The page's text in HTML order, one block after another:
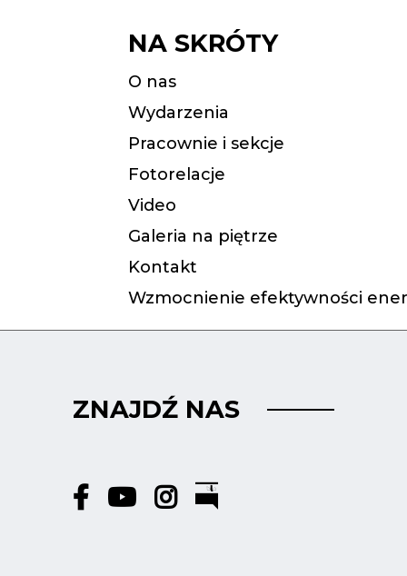
NA SKRÓTY
O nas
Wydarzenia
Pracownie i sekcje
Fotorelacje
Video
Galeria na piętrze
Kontakt
Wzmocnienie efektywności
ZNAJDŹ NAS